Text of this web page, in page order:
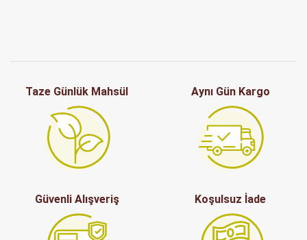
Taze Günlük Mahsül Aynı Gün Kargo
Güvenli Alışveriş Koşulsuz İade